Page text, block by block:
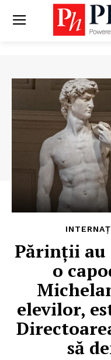
Părinții au
o
elevilor,
să